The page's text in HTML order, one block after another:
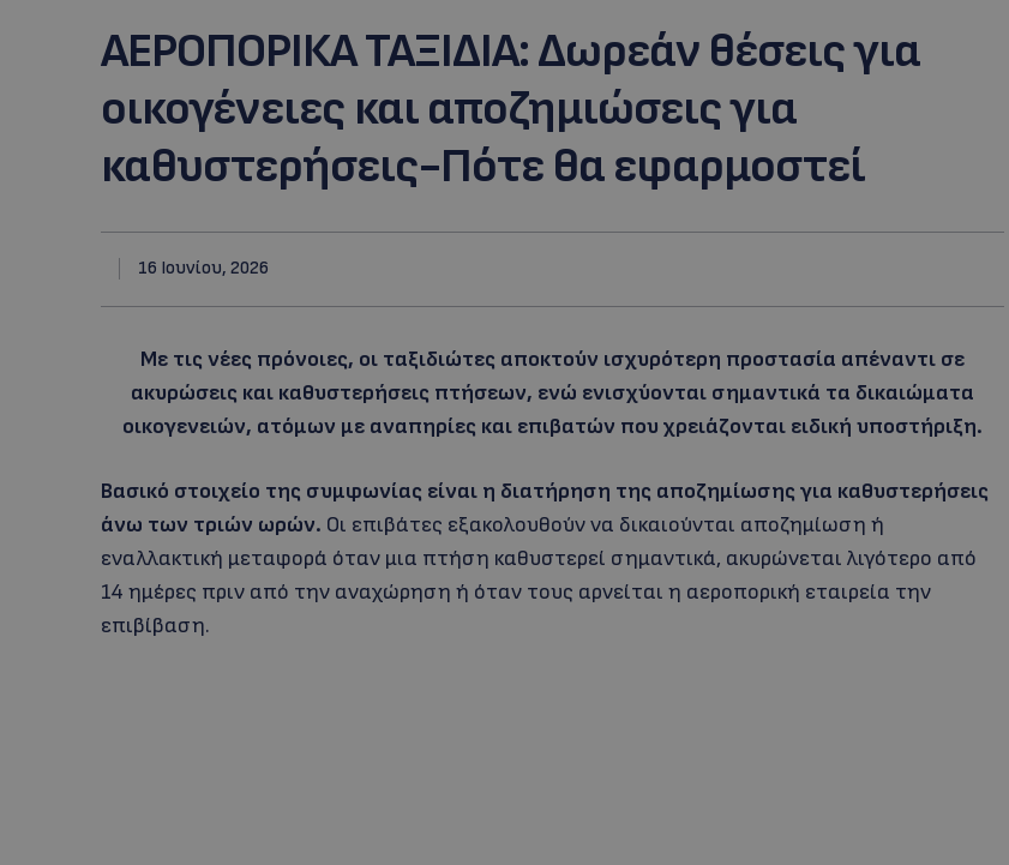
ΑΕΡΟΠΟΡΙΚΑ ΤΑΞΙΔΙΑ: Δωρεάν θέσεις για
οικογένειες και αποζημιώσεις για
καθυστερήσεις-Πότε θα εφαρμοστεί
16 Ιουνίου, 2026
Με τις νέες πρόνοιες, οι ταξιδιώτες αποκτούν ισχυρότερη προστασία απέναντι σε
ακυρώσεις και καθυστερήσεις πτήσεων, ενώ ενισχύονται σημαντικά τα δικαιώματα
οικογενειών, ατόμων με αναπηρίες και επιβατών που χρειάζονται ειδική υποστήριξη.
Βασικό στοιχείο της συμφωνίας είναι η διατήρηση της αποζημίωσης για καθυστερήσεις
άνω των τριών ωρών. Οι επιβάτες εξακολουθούν να δικαιούνται αποζημίωση ή
εναλλακτική μεταφορά όταν μια πτήση καθυστερεί σημαντικά, ακυρώνεται λιγότερο από
14 ημέρες πριν από την αναχώρηση ή όταν τους αρνείται η αεροπορική εταιρεία την
επιβίβαση.